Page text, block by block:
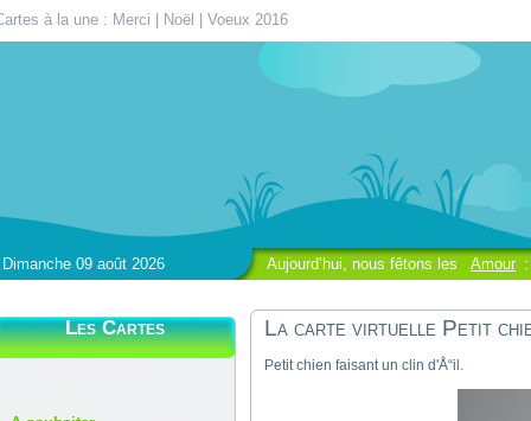
à la une : Merci Noël Voeux 2016
Aujourd’hui, nous fêtons les Amour
Dimanche 09 août 2026
Les Cartes La carte virtuelle Petit
Petit chien faisant un clin d'Å“il.